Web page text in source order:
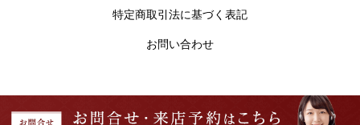
特定商取引法に基づく表記
お問い合わせ
Copyright © ペルシャ絨毯 フルーリア東京